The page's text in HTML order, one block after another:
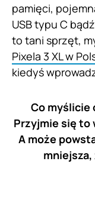
pamięci,
USB typu C
to tani sprzęt,
Pixela 3 XL w
kiedyś
Co myślicie
Przyjmie się to
A może